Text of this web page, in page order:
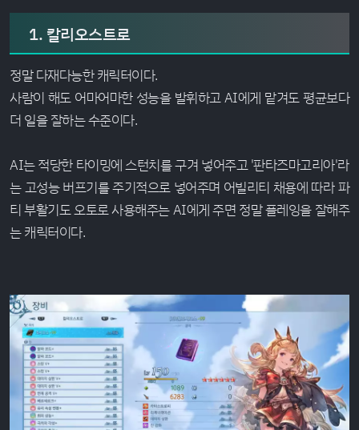
1. 칼리오스트로
정말 다재다능한 캐릭터이다.
사람이 해도 어마어마한 성능을 발휘하고 AI에게 맡겨도 평균보다
더 일을 잘하는 수준이다.
AI는 적당한 타이밍에 스턴치를 구겨 넣어주고 '판타즈마고리아'라
는 고성능 버프기를 주기적으로 넣어주며 어빌리티 채용에 따라 파
티 부활기도 오토로 사용해주는 AI에게 주면 정말 플레잉을 잘해주
는 캐릭터이다.